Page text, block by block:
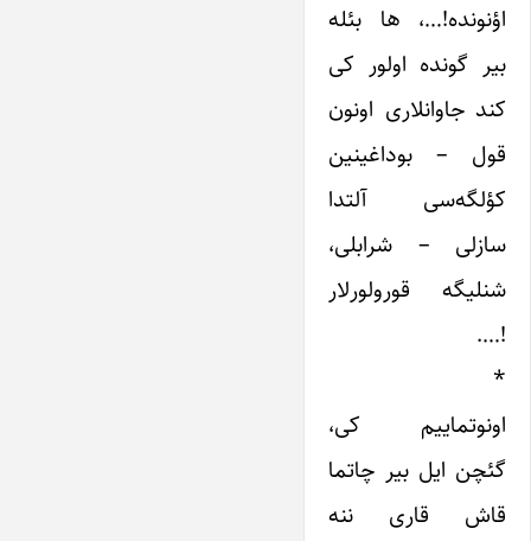
اؤنونده!…، ها بئله
بیر گونده اولور کی
کند جاوانلاری اونون
قول – بوداغینین
کؤلگه‌سی آلتدا
سازلی – شرابلی،
شنلیگه قورولورلار
!….
*
اونوتماییم کی،
گئچن ایل بیر چاتما
قاش قاری ننه